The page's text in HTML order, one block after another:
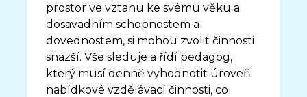
prostor ve vztahu ke svému věku a
dosavadním schopnostem a
dovednostem, si mohou zvolit činnosti
snazší. Vše sleduje a řídí pedagog,
který musí denně vyhodnotit úroveň
nabídkové vzdělávací činnosti, co